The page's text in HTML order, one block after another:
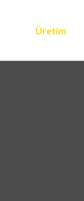
Üretim